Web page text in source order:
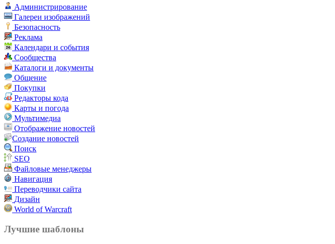
Администрирование
Галереи изображений
Безопасность
Реклама
Календари и события
Сообщества
Каталоги и документы
Общение
Покупки
Редакторы кода
Карты и погода
Мультимедиа
Отображение новостей
Создание новостей
Поиск
SEO
Файловые менеджеры
Навигация
Переводчики сайта
Дизайн
World of Warcraft
Лучшие шаблоны